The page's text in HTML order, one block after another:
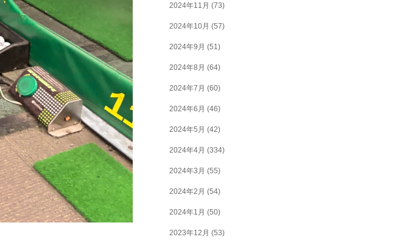
2024年11月 (73)
2024年10月 (57)
2024年9月 (51)
2024年8月 (64)
2024年7月 (60)
2024年6月 (46)
2024年5月 (42)
2024年4月 (334)
2024年3月 (55)
2024年2月 (54)
2024年1月 (50)
2023年12月 (53)